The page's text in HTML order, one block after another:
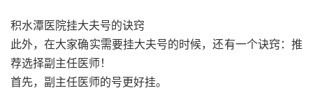
积水潭医院挂大夫号的诀窍
此外，在大家确实需要挂大夫号的时候，还有一个诀窍：推
荐选择副主任医师！
首先，副主任医师的号更好挂。